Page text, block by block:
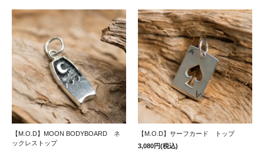
【M.O.D】MOON BODYBOARD ネ
ックレストップ
【M.O.D】サーフカード トップ
3,080円(税込)